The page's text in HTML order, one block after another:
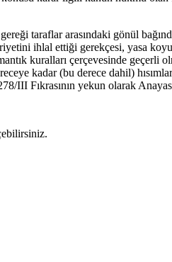
taraflar arasındaki gönül
ihlal ettiği gerekçesi, yasa
kuralları çerçevesinde
kadar (bu derece dahil)
III Fıkrasının yekun olarak